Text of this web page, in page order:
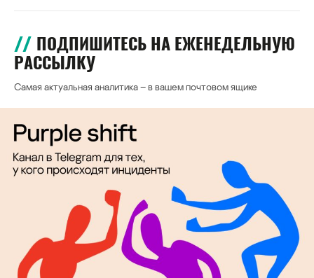
ПОДПИШИТЕСЬ НА ЕЖЕНЕДЕЛЬНУЮ
РАССЫЛКУ
Самая актуальная аналитика – в вашем почтовом ящике